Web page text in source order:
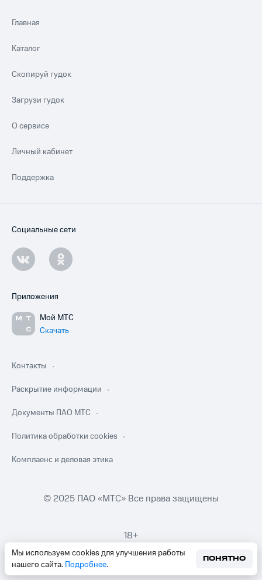
Мы используем cookies для улучшения работы
нашего сайта. Подробнее.
ПОНЯТНО
Главная
Каталог
Скопируй гудок
Загрузи гудок
О сервисе
Личный кабинет
Поддержка
Социальные сети
Приложения
Мой МТС
Скачать
Контакты
Раскрытие информации
Документы ПАО МТС
Политика обработки cookies
Комплаенс и деловая этика
© 2025 ПАО «МТС» Все права защищены
18+